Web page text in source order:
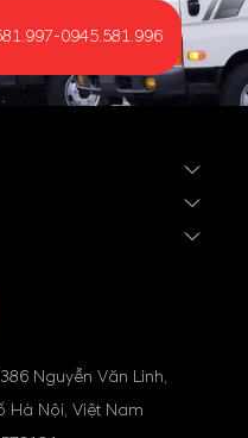
-0945.581.996
Nguyễn Văn Linh,
Hà Nội, Việt Nam